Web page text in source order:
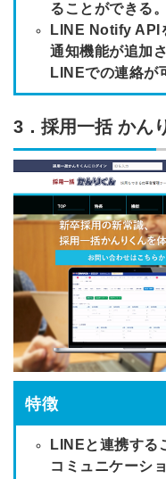
ることができる。
LINE Notify API
通知機能が追加
LINEでの連絡が
3．採用一括 かん
特徴
LINEと連携する
コミュニケーシ